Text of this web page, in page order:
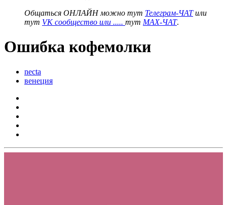
Общаться ОНЛАЙН можно тут Телеграм-ЧАТили
тут VK сообщество или ..... тут MAX-ЧАТ.
Ошибка кофемолки
necta
венеция